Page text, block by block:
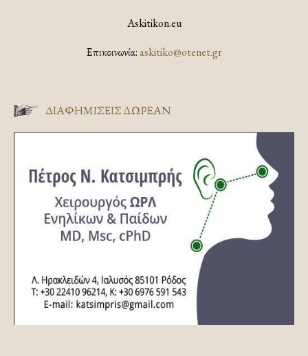
Askitikon.eu
Επικοινωνία:askitiko@otenet.gr
ΔΙΑΦΗΜΊΣΕΙΣ ΔΩΡΕΆΝ